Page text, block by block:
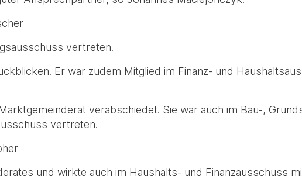
vertreten.
Er war zudem Mitglied im Finanz- und
verabschiedet. Sie war auch im Bau-,
vertreten.
und wirkte auch im Haushalts- und Finanzausschuss